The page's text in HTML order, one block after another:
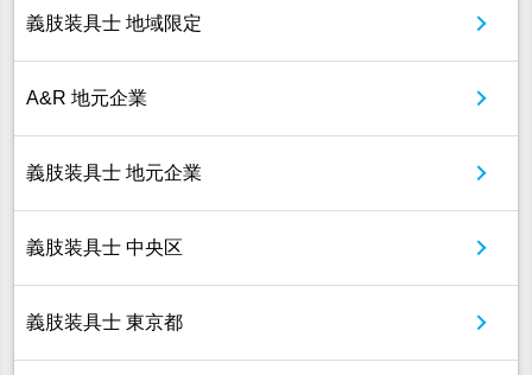
義肢装具士 地域限定
A&R 地元企業
義肢装具士 地元企業
義肢装具士 中央区
義肢装具士 東京都